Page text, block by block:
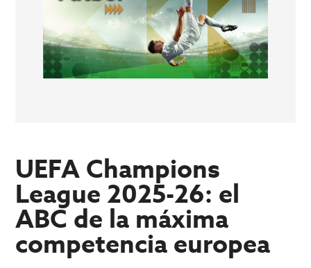
UEFA Champions
League 2025-26: el
ABC de la máxima
competencia europea